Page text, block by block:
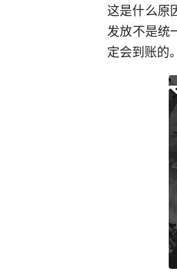
这是什么原
发放不是统
定会到账的。